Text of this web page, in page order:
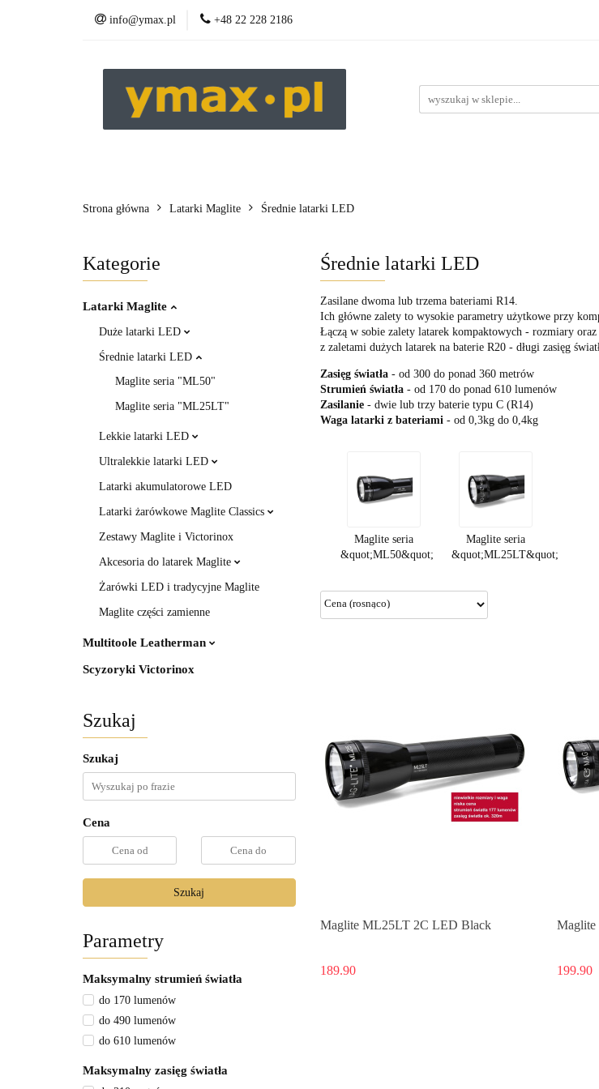
info@ymax.pl +48 22 228 2186
Strona główna Latarki Maglite Średnie latarki LED
Kategorie
Latarki Maglite
Duże latarki LED
Średnie latarki LED
Maglite seria "ML50"
Maglite seria "ML25LT"
Lekkie latarki LED
Ultralekkie latarki LED
Latarki akumulatorowe LED
Latarki żarówkowe Maglite Classics
Zestawy Maglite i Victorinox
Akcesoria do latarek Maglite
Żarówki LED i tradycyjne Maglite
Maglite części zamienne
Multitoole Leatherman
Scyzoryki Victorinox
Szukaj
Szukaj
Cena
Szukaj
Parametry
Maksymalny strumień światła
do 170 lumenów
do 490 lumenów
do 610 lumenów
Maksymalny zasięg światła
Średnie latarki LED
Zasilane dwoma lub trzema bateriami R14.
Ich główne zalety to wysokie parametry użytkowe przy
Łączą w sobie zalety latarek kompaktowych - rozmiary oraz
z zaletami dużych latarek na baterie R20 - długi zasięg
Zasięg światła- od 300 do ponad 360 metrów
Strumień światła- od 170 do ponad 610 lumenów
Zasilanie- dwie lub trzy baterie typu C (R14)
Waga latarki z bateriami- od 0,3kg do 0,4kg
Maglite seria
&quot;ML50&quot;
Maglite seria
&quot;ML25LT&quot;
Maglite ML25LT 2C LED Black
189.90 199.90